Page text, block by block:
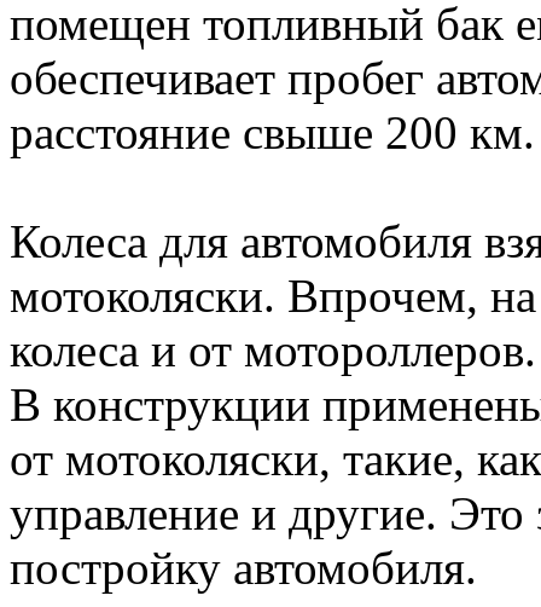
помещен топливный бак
обеспечивает пробег
расстояние свыше 200 км.
Колеса для автомобиля
мотоколяски. Впрочем,
колеса и от мотороллеров.
В конструкции
от мотоколяски, такие,
управление и другие. Это
постройку автомобиля.